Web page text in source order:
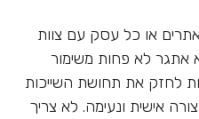
או כל עסק עם צוות
אתגר לא פחות משימור
לחזק את תחושת השייכות
אישית ונעימה. לא צריך